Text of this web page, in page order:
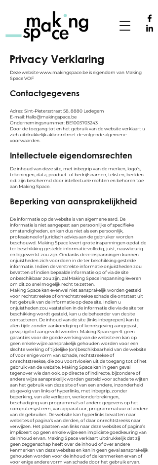
Deze websitewww.makingspace.beis eigendom van Making
Space VOF
Contactgegevens
Adres: Sint-Pietersstraat 58, 8880 Ledegem
E-mail: Hallo@makingspace.be
Ondernemingsnummer: BE1003703243
Door de toegang tot en het gebruik van de website verklaart u
zich uitdrukkelijk akkoord met de volgende algemene
voorwaarden.
Intellectuele eigendomsrechten
De inhoud van deze site, met inbegrip van de merken, logo’s,
tekeningen, data, product- of bedrijfsnamen, teksten, beelden
e.d. zijn beschermd door intellectuele rechten en behoren toe
aan Making Space.
Beperking van aansprakelijkheid
De informatie op de website is van algemene aard. De
informatie is niet aangepast aan persoonlijke of specifieke
omstandigheden, en kan dus niet als een persoonlijk,
professioneel of juridisch advies aan de gebruiker worden
beschouwd. Making Spacelevert grote inspanningen opdat de
ter beschikking gestelde informatie volledig, juist, nauwkeurig
en bijgewerkt zou zijn. Ondanks deze inspanningen kunnen
onjuistheden zich voordoen in de ter beschikking gestelde
informatie. Indien de verstrekte informatie onjuistheden zou
bevatten of indien bepaalde informatie op of via de site
onbeschikbaarzou zijn, zal Making Space inspanning leveren
om dit zo snel mogelijk recht te zetten.
Making Space kan evenwel niet aansprakelijk worden gesteld
voor rechtstreekse of onrechtstreekse schade die ontstaat uit
het gebruik van de informatie op deze site. Indien u
onjuistheden zou vaststellen in de informatie die via de site ter
beschikking wordt gesteld, kan u de beheerder van de site
contacteren. De inhoud van de site (links inbegrepen) kan te
allen tijde zonder aankondiging of kennisgeving aangepast,
gewijzigd of aangevuld worden. Making Space geeft geen
garanties voor de goede werking van de website en kan op
geen enkele wijze aansprakelijk gehouden worden voor een
slechte werking of tijdelijke (on)beschikbaarheid van de website
of voor enige vorm van schade, rechtstreekse of
onrechtstreekse, die zou voortvloeien uit de toegang tot of het
gebruik van de website. Making Space kan in geen geval
tegenover wie dan ook, op directe of indirecte, bijzondere of
andere wijze aansprakelijk worden gesteld voor schade te wijten
aan het gebruik van deze site of van een andere, inzonderheid
als gevolg van links of hyperlinks, met inbegrip, zonder
beperking, van alle verliezen, werkonderbrekingen,
beschadiging van programma’s of andere gegevens op het
computersysteem, van apparatuur, programmatuur of andere
van de gebruiker. De website kan hyperlinks bevatten naar
websites of pagina’s van derden, of daar onrechtstreeks naar
verwijzen. Het plaatsen van links naar deze websites of pagina’s
impliceert op geen enkele wijze een impliciete goedkeuring van
de inhoud ervan. Making Space verklaart uitdrukkelijk dat zij
geen zeggenschap heeft over de inhoud of over andere
kenmerken van deze websites en kan in geen geval aansprakelijk
gehouden worden voor de inhoud of de kenmerken ervan of
voor enige andere vorm van schade door het gebruik ervan.
Privacy Verklaring